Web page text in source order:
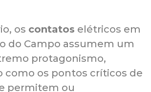
os contatos elétricos em
do Campo assumem um
protagonismo,
como os pontos críticos de
permitem ou